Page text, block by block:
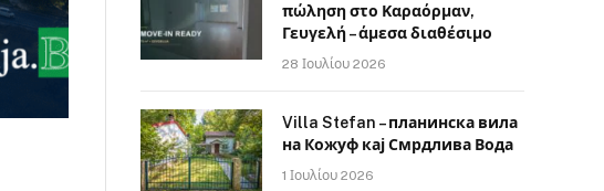
πώληση στο Καραόρμαν,
Γευγελή – άμεσα διαθέσιμο
28 Ιουλίου 2026
Villa Stefan – планинска вила
на Кожуф кај Смрдлива Вода
1 Ιουλίου 2026